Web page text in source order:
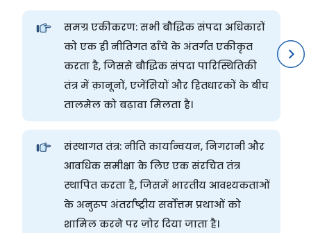
समग्र एकीकरण: सभी बौद्धिक संपदा अधिकारों
को एक ही नीतिगत ढाँचे के अंतर्गत एकीकृत
करता है, जिससे बौद्धिक संपदा पारिस्थितिकी
तंत्र में क़ानूनों, एजेंसियों और हितधारकों के बीच
तालमेल को बढ़ावा मिलता है।
संस्थागत तंत्र: नीति कार्यान्वयन, निगरानी और
आवधिक समीक्षा के लिए एक संरचित तंत्र
स्थापित करता है, जिसमें भारतीय आवश्यकताओं
के अनुरूप अंतर्राष्ट्रीय सर्वोत्तम प्रथाओं को
शामिल करने पर ज़ोर दिया जाता है।